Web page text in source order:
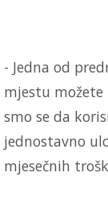
- Jedna od
mjestu
smo se da
jednostavno
mjesečnih